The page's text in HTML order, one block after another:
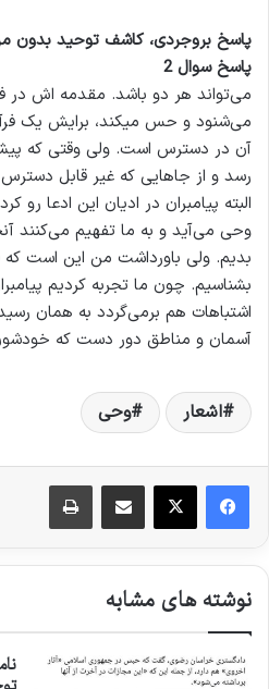
پاسخ بروجردی، کاشف توحید بدون
پاسخ سوال 2
می‌تواند هر دو باشد. مقدمه ا‌ش در
می‌شنود و حس میکند، برایش یک
آن در دسترس است. ولی وقتی که
رسد و از جاهایی که غیر قابل
البته پیامبران در ادیان این ادعا رو
وحی می‌آید و به ما تفهیم می‌کنند
بدیم. ولی باورداشت من این است
بشناسیم. چون ما تجربه کردیم
اشتباهات هم برمی‌گردد به همان
آسمان و مناطق دور دست که
اشعار وحی
اشتراک گذاری از طریق ایمیل
نوشته های مشابه